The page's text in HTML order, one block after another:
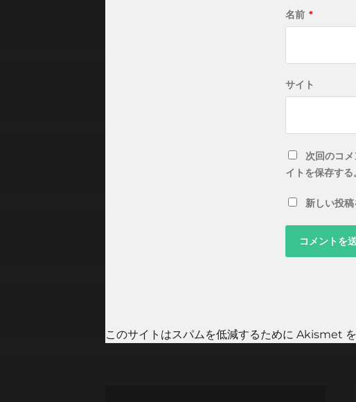
名前 *
サイト
次回のコ
イトを保存する。
新しい投
このサイトはスパムを低減するために Akismet を